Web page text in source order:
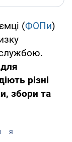
(ФОПи)
для
різні
збори та